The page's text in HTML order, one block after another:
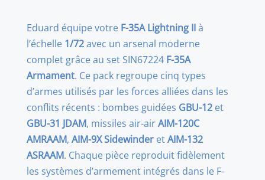
Eduard équipe votre F-35A Lightning IIà
l’échelle 1/72avec un arsenal moderne
complet grâce au set SIN67224F-35A
Armament. Ce pack regroupe cinq types
d’armes utilisés par les forces alliées dans les
conflits récents : bombes guidées GBU-12et
GBU-31 JDAM, missiles air-airAIM-120C
AMRAAM, AIM-9X SidewinderetAIM-132
ASRAAM. Chaque pièce reproduit fidèlement
les systèmes d’armement intégrés dans le F-